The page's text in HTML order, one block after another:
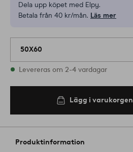
Dela upp köpet med Elpy.
Betala från 40 kr/mån. Läs mer
50X60
I lager
Levereras om 2-4 vardagar
Lägg i varukorgen
Produktinformation